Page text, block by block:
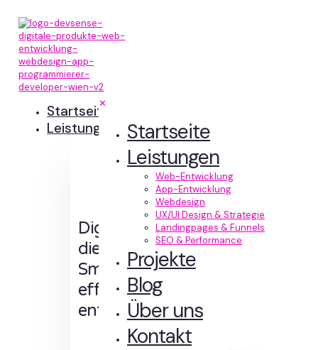
✕
Startseite
Leistungen
Web-Entwicklung
App-Entwicklung
Webdesign
UX/UI Design & Strategie
Landingpages & Funnels
SEO & Performance
Projekte
Blog
Über uns
Kontakt
Startseite
Leistungen
Digitale Erlebnisse,
die Sinn machen.
Smart designt und
effizient
entwickelt.